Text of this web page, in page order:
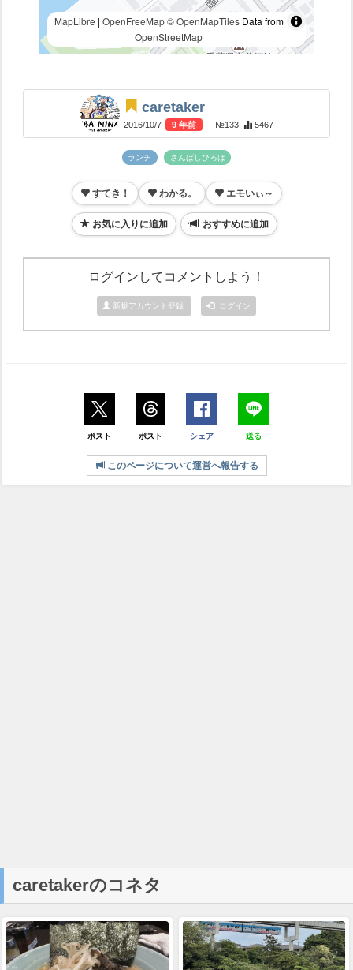
MapLibre | OpenFreeMap © OpenMapTilesData from
OpenStreetMap
caretaker
2016/10/7 9 年前 - №133 5467
ランチ さんばしひろば
すてき！ わかる。 エモいぃ～
お気に入りに追加 おすすめに追加
ログインしてコメントしよう！
新規アカウント登録 ログイン
ポスト ポスト シェア 送る
このページについて運営へ報告する
caretakerのコネタ